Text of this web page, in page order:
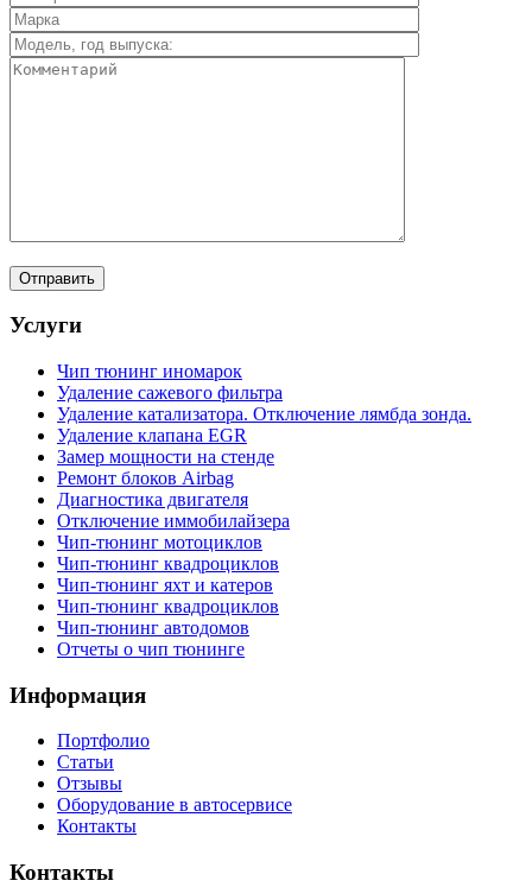
Услуги
Чип тюнинг иномарок
Удаление сажевого фильтра
Удаление катализатора. Отключение лямбда зонда.
Удаление клапана EGR
Замер мощности на стенде
Ремонт блоков Airbag
Диагностика двигателя
Отключение иммобилайзера
Чип-тюнинг мотоциклов
Чип-тюнинг квадроциклов
Чип-тюнинг яхт и катеров
Чип-тюнинг квадроциклов
Чип-тюнинг автодомов
Отчеты о чип тюнинге
Информация
Портфолио
Статьи
Отзывы
Оборудование в автосервисе
Контакты
Контакты